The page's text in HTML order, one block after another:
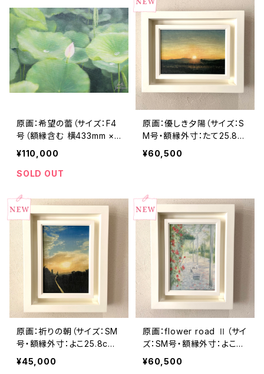
原画：希望の蕾（サイズ：F4
号（額縁含む 横433mm ×
縦342mm×奥行45mm）
¥110,000
SOLD OUT
原画：優しき夕陽（サイズ：S
M号・額縁外寸：たて25.8c
m×よこ32.7㎝×奥行4.5㎝）
¥60,500
原画：祈りの朝（サイズ：SM
号・額縁外寸：よこ25.8cm×
たて32.7㎝×奥行4.5㎝）
¥45,000
原画：flower road Ⅱ（サイ
ズ：SM号・額縁外寸：よこ2
5.8cm×たて32.7㎝×奥行
4.5㎝）
¥60,500